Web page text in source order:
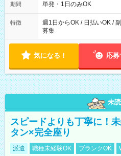
期間 単発・1日のみOK
特徴
週1日からOK / 日払いOK /
募集
気になる！ 応募
未読
スピードよりも丁寧に！
タン×完全座り
派遣 職種未経験OK ブランクOK